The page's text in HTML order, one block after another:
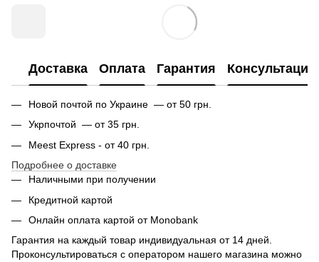
Доставка Оплата Гарантия Консультация
Новой почтой по Украине — от 50 грн.
Укрпочтой — от 35 грн.
Meest Express - от 40 грн.
Подробнее о доставке
Наличными при получении
Кредитной картой
Онлайн оплата картой от Monobank
Гарантия на каждый товар индивидуальная от 14 дней.
Проконсультироваться с оператором нашего магазина можно